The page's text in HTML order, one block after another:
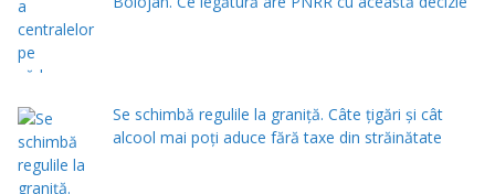
Se schimbă regulile la graniță. Câte țigări și cât
alcool mai poți aduce fără taxe din străinătate